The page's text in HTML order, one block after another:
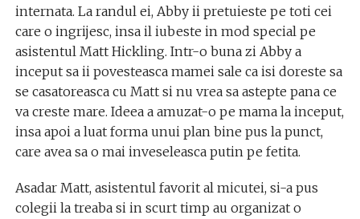
internata. La randul ei, Abby ii pretuieste pe toti cei
care o ingrijesc, insa il iubeste in mod special pe
asistentul Matt Hickling. Intr-o buna zi Abby a
inceput sa ii povesteasca mamei sale ca isi doreste sa
se casatoreasca cu Matt si nu vrea sa astepte pana ce
va creste mare. Ideea a amuzat-o pe mama la inceput,
insa apoi a luat forma unui plan bine pus la punct,
care avea sa o mai inveseleasca putin pe fetita.
Asadar Matt, asistentul favorit al micutei, si-a pus
colegii la treaba si in scurt timp au organizat o